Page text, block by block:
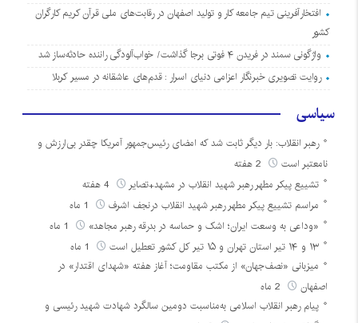
افتخارآفرینی تیم جامعه کار و تولید اصفهان در رقابت‌های ملی قرآن کریم کارگران
کشور
واژگونی سمند در فریدن ۴ فوتی برجا گذاشت/ خواب‌آلودگی راننده حادثه‌ساز شد
روایت تصویری خبرنگار اعزامی دنیای اسرار : قدم‌های عاشقانه در مسیر کربلا
سیاسی
رهبر انقلاب: بار دیگر ثابت شد که امضای رئیس‌جمهور آمریکا چقدر بی‌ارزش و
نامعتبر است
تشییع پیکر مطهر رهبر شهید انقلاب در مشهد+تصایر
مراسم تشییع پیکر مطهر رهبر شهید انقلاب درنجف اشرف
«وداعی به وسعت ایران؛ اشک و حماسه در بدرقه رهبر مجاهد»
۱۳ و ۱۴ تیر استان تهران و ۱۵ تیر کل کشور تعطیل است
میزبانی «نصف‌جهان» از مکتب مقاومت؛ آغاز هفته «شهدای اقتدار» در
اصفهان
پیام رهبر انقلاب اسلامی به‌مناسبت دومین سالگرد شهادت شهید رئیسی و